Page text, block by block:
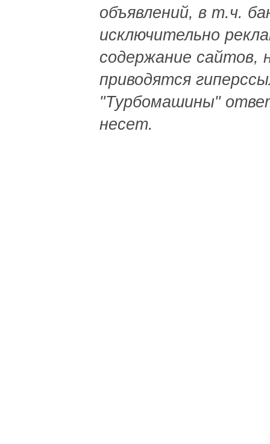
объявлений, в т.ч.
исключительно
содержание сайтов,
приводятся
"Турбомашины"
несет.